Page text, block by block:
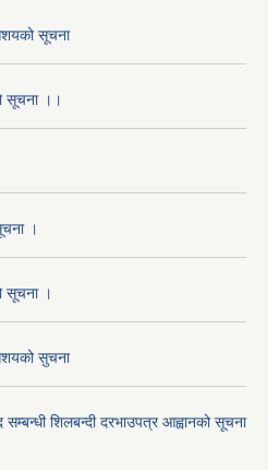
सूचना
सूचना ।।
।
सूचना ।
सुचना
शिलबन्दी दरभाउपत्र आह्वानको सूचना